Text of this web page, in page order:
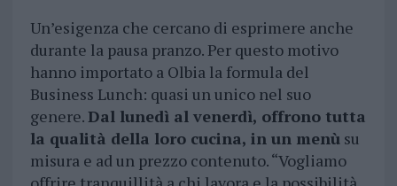
Un’esigenza che cercano di esprimere anche
durante la pausa pranzo. Per questo motivo
hanno importato a Olbia la formula del
Business Lunch: quasi un unico nel suo
genere.Dal lunedì al venerdì, offrono tutta
la qualità della loro cucina, in un menùsu
misura e ad un prezzo contenuto. “Vogliamo